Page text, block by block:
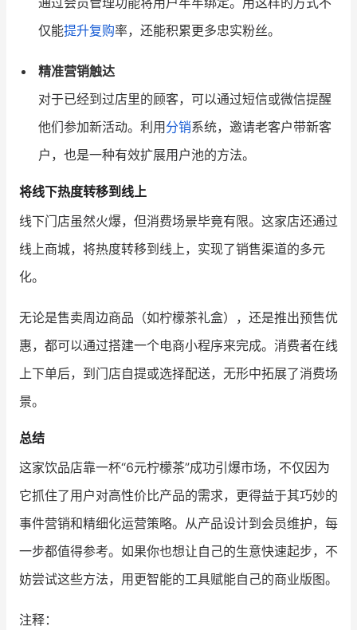
仅能提升复购率，还能积累更多忠实粉丝。
精准营销触达
对于已经到过店里的顾客，可以通过短信或微信提醒
他们参加新活动。利用 分销系统，邀请老客户带新客
户，也是一种有效扩展用户池的方法。
将线下热度转移到线上
线下门店虽然火爆，但消费场景毕竟有限。这家店还通过
线上商城，将热度转移到线上，实现了销售渠道的多元
化。
无论是售卖周边商品（如柠檬茶礼盒），还是推出预售优
惠，都可以通过搭建一个电商小程序来完成。消费者在线
上下单后，到门店自提或选择配送，无形中拓展了消费场
景。
总结
这家饮品店靠一杯“6元柠檬茶”成功引爆市场，不仅因为
它抓住了用户对高性价比产品的需求，更得益于其巧妙的
事件营销和精细化运营策略。从产品设计到会员维护，每
一步都值得参考。如果你也想让自己的生意快速起步，不
妨尝试这些方法，用更智能的工具赋能自己的商业版图。
注释：